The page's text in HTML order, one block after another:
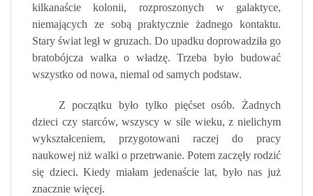
kilkanaście kolonii, rozproszonych w galaktyce,
niemających ze sobą praktycznie żadnego kontaktu.
Stary świat legł w gruzach. Do upadku doprowadziła go
bratobójcza walka o władzę. Trzeba było budować
wszystko od nowa, niemal od samych podstaw.
Z początku było tylko pięćset osób. Żadnych
dzieci czy starców, wszyscy w sile wieku, z nielichym
wykształceniem, przygotowani raczej do pracy
naukowej niż walki o przetrwanie. Potem zaczęły rodzić
się dzieci. Kiedy miałam jedenaście lat, było nas już
znacznie więcej.